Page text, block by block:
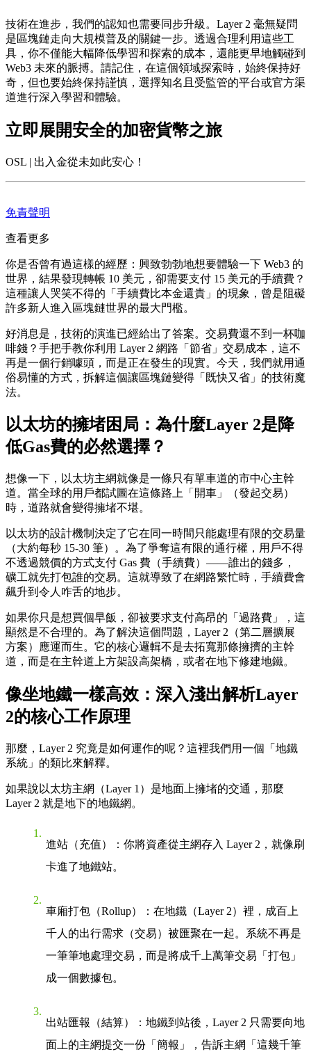
技術在進步，我們的認知也需要同步升級。Layer 2 毫無疑問
是區塊鏈走向大規模普及的關鍵一步。透過合理利用這些工
具，你不僅能大幅降低學習和探索的成本，還能更早地觸碰到
Web3 未來的脈搏。請記住，在這個領域探索時，始終保持好
奇，但也要始終保持謹慎，選擇知名且受監管的平台或官方渠
道進行深入學習和體驗。
立即展開安全的加密貨幣之旅
OSL | 出入金從未如此安心！
免責聲明
查看更多
你是否曾有過這樣的經歷：興致勃勃地想要體驗一下 Web3 的
世界，結果發現轉帳 10 美元，卻需要支付 15 美元的手續費？
這種讓人哭笑不得的「手續費比本金還貴」的現象，曾是阻礙
許多新人進入區塊鏈世界的最大門檻。
好消息是，技術的演進已經給出了答案。 交易費還不到一杯咖
啡錢？手把手教你利用 Layer 2 網路「節省」交易成本 ，這不
再是一個行銷噱頭，而是正在發生的現實。今天，我們就用通
俗易懂的方式，拆解這個讓區塊鏈變得「既快又省」的技術魔
法。
以太坊的擁堵困局：為什麼Layer 2是降
低Gas費的必然選擇？
想像一下，以太坊主網就像是一條只有單車道的市中心主幹
道。當全球的用戶都試圖在這條路上「開車」（發起交易）
時，道路就會變得擁堵不堪。
以太坊的設計機制決定了它在同一時間只能處理有限的交易量
（大約每秒 15-30 筆）。為了爭奪這有限的通行權，用戶不得
不透過競價的方式支付 Gas 費（手續費）——誰出的錢多，
礦工就先打包誰的交易。這就導致了在網路繁忙時，手續費會
飆升到令人咋舌的地步。
如果你只是想買個早飯，卻被要求支付高昂的「過路費」，這
顯然是不合理的。為了解決這個問題，Layer 2（第二層擴展
方案）應運而生。它的核心邏輯不是去拓寬那條擁擠的主幹
道，而是在主幹道上方架設高架橋，或者在地下修建地鐵。
像坐地鐵一樣高效：深入淺出解析Layer
2的核心工作原理
那麼，Layer 2 究竟是如何運作的呢？這裡我們用一個「地鐵
系統」的類比來解釋。
如果說以太坊主網（Layer 1）是地面上擁堵的交通，那麼
Layer 2 就是地下的地鐵網。
進站（充值）
：你將資產從主網存入 Layer 2，就像刷
卡進了地鐵站。
車廂打包（Rollup）
：在地鐵（Layer 2）裡，成百上
千人的出行需求（交易）被匯聚在一起。系統不再是
一筆筆地處理交易，而是將成千上萬筆交易「打包」
成一個數據包。
出站匯報（結算）
：地鐵到站後，Layer 2 只需要向地
面上的主網提交一份「簡報」，告訴主網「這幾千筆